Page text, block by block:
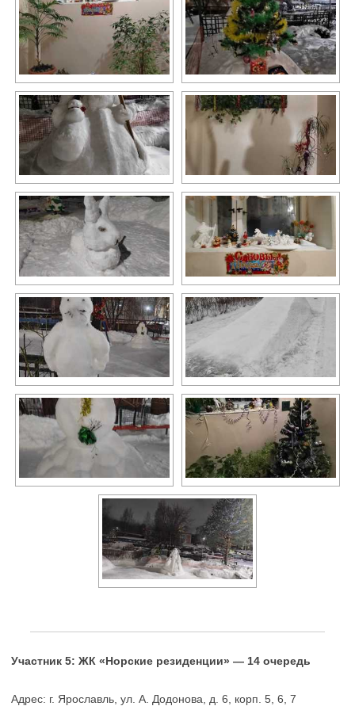
Участник 5: ЖК «Норские резиденции» — 14 очередь
Адрес: г. Ярославль, ул. А. Додонова, д. 6, корп. 5, 6, 7